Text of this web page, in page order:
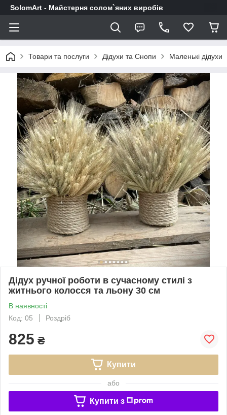
SolomArt - Майстерня солом`яних виробів
Товари та послуги Дідухи та Снопи Маленькі дідухи
Дідух ручної роботи в сучасному стилі з
житнього колосся та льону 30 см
В наявності
Код: 05
Роздріб
825 ₴
Купити
або
Купити з